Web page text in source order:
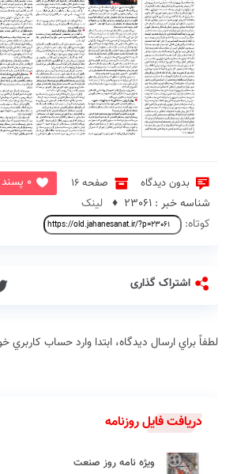
بدون دیدگاه صفحه 16
0 پسند
شناسه خبر : 23061 ♦
لینک
کوتاه:
اشتراک گذاری
لطفاً براي ارسال دیدگاه، ابتدا وارد حساب كاربري
دریافت فایل روزنامه
ویژه نامه روز صنعت